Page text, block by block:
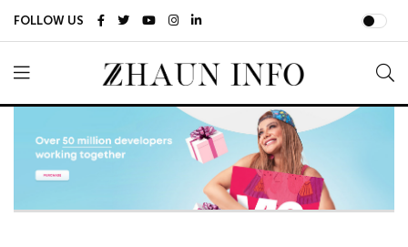
FOLLOW US